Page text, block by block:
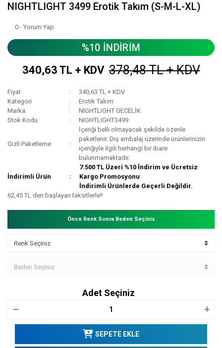
NIGHTLIGHT 3499 Erotik Takım (S-M-L-XL)
0 - Yorum Yap
%10 İNDİRİM
340,63 TL + KDV 378,48 TL + KDV
Fiyat
340,63 TL + KDV
Kategori
Erotik Takım
Marka
NIGHTLIGHT GECELİK
Stok Kodu
NIGHTLIGHT3499
Gizli Paketleme
İçeriği belli olmayacak şekilde özenle
paketlenir. Dış ambalaj üzerinde ürünlerinizin
içeriğiyle ilgili herhangi bir ibare
bulunmamaktadır.
İndirimli Ürün
7.500 TL Üzeri %10 İndirim ve Ücretsiz
Kargo Promosyonu
İndirimli Ürünlerde Geçerli Değildir.
62,45 TL den başlayan taksitlerle!!
Önce Renk Sonra Beden Seçiniz
Adet Seçiniz
SEPETE EKLE